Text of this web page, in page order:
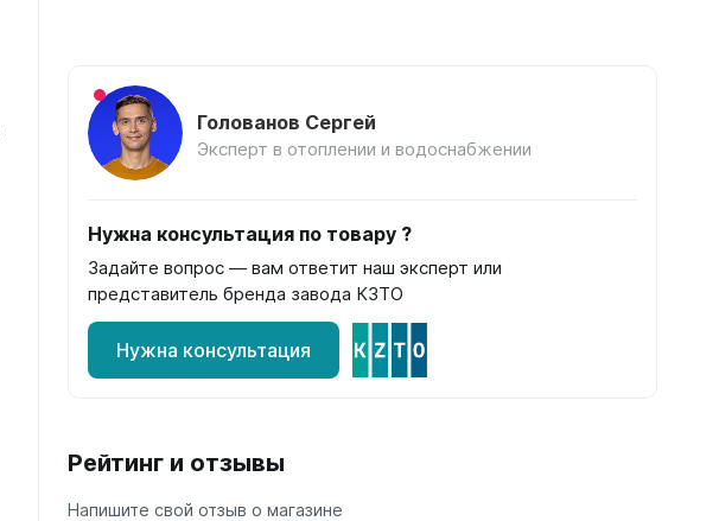
Голованов Сергей
Эксперт в отоплении и водоснабжении
Нужна консультация по товару ?
Задайте вопрос — вам ответит наш эксперт или
представитель бренда завода КЗТО
Нужна консультация
Рейтинг и отзывы
Напишите свой отзыв о магазине